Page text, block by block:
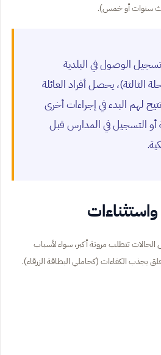
سنوات أو خمس).
الوصول في البلدية
1 في المرحلة الثالثة)، يحصل أفراد العائلة
لهم البدء في إجراءات أخرى
التسجيل في المدارس قبل
تتطلب مرونة أكبر، سواء لأسباب
بجذب الكفاءات (كحاملي البطاقة الزرقاء).